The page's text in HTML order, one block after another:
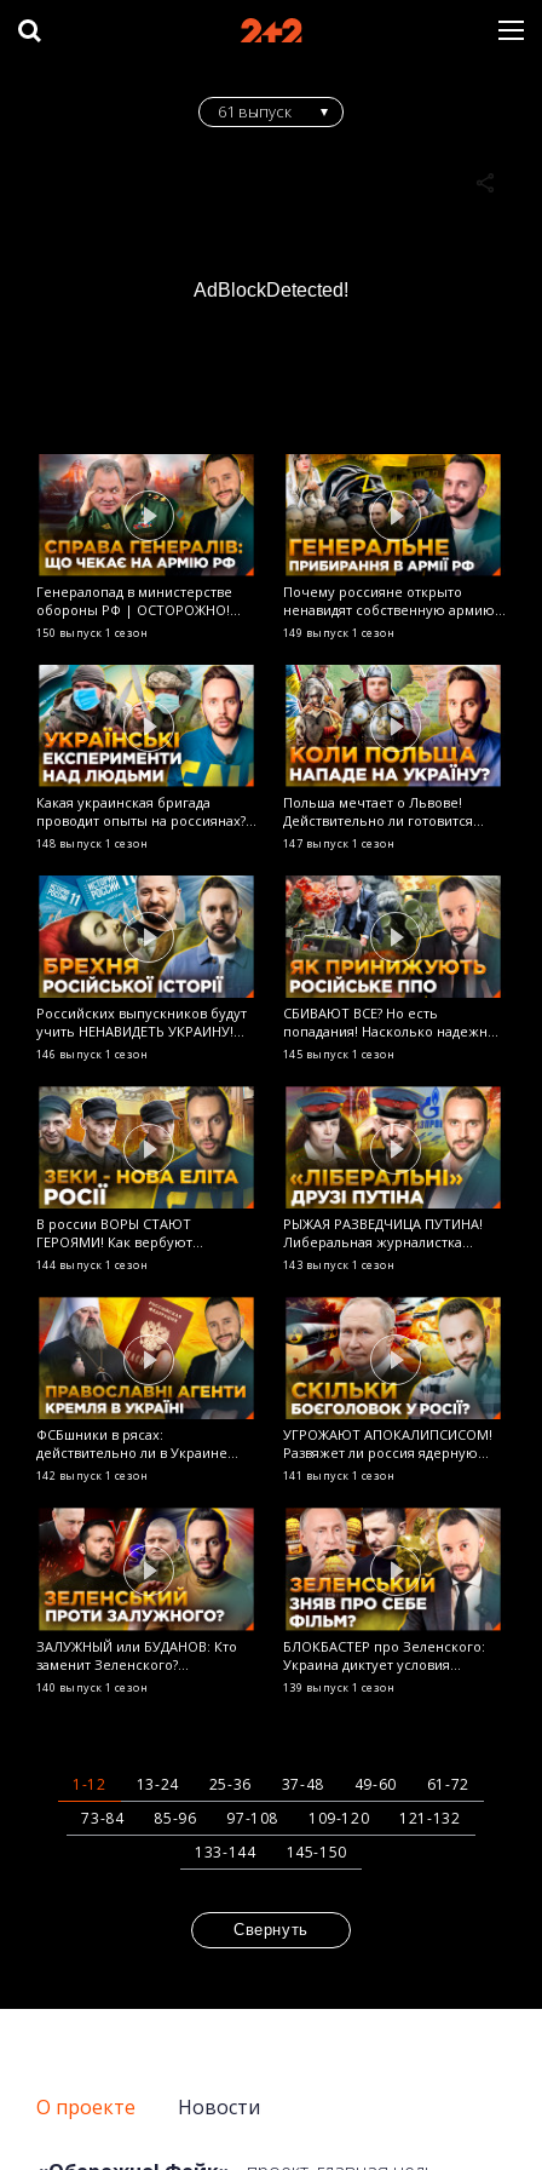
AdBlockDetected!
61 выпуск
Генералопад в министерстве
обороны РФ | ОСТОРОЖНО!
ФЕЙК
150 выпуск 1 сезон
Почему россияне открыто
ненавидят собственную армию?
ОСТОРОЖНО! ФЕЙК
149 выпуск 1 сезон
Какая украинская бригада
проводит опыты на россиянах?
ОСТОРОЖНО! ФЕЙК
148 выпуск 1 сезон
Польша мечтает о Львове!
Действительно ли готовится
нападение на Украину с тыла?
147 выпуск 1 сезон
Российских выпускников будут
учить НЕНАВИДЕТЬ УКРАИНУ!
Новая история для старших
146 выпуск 1 сезон
СБИВАЮТ ВСЕ? Но есть
попадания! Насколько надежно
российское ПВО? ОСТОРОЖНО!
145 выпуск 1 сезон
В россии ВОРЫ СТАЮТ
ГЕРОЯМИ! Как вербуют
заключенных в армию рф?
144 выпуск 1 сезон
РЫЖАЯ РАЗВЕДЧИЦА ПУТИНА!
Либеральная журналистка
Латынина продолжает работать
143 выпуск 1 сезон
ФСБшники в рясах:
действительно ли в Украине
«преследуют христиан»?
142 выпуск 1 сезон
УГРОЖАЮТ АПОКАЛИПСИСОМ!
Развяжет ли россия ядерную
войну? ОСТОРОЖНО! ФЕЙК
141 выпуск 1 сезон
ЗАЛУЖНЫЙ или БУДАНОВ: Кто
заменит Зеленского?
ОСТОРОЖНО! ФЕЙК
140 выпуск 1 сезон
БЛОКБАСТЕР про Зеленского:
Украина диктует условия
Голливуду? ОСТОРОЖНО! ФЕЙК
139 выпуск 1 сезон
1-12 13-24 25-36 37-48 49-60
61-72
73-84
85-96 97-108 109-120
121-132
133-144
145-150
Свернуть
О проекте Новости